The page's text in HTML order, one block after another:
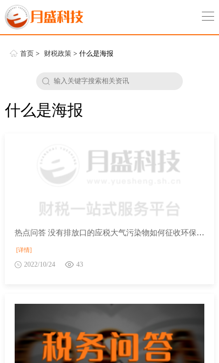
首页 > 财税政策 > 什么是海报
什么是海报
热点问答 没有排放口的应税大气污染物如何征收环保税？
[详情]
2022/10/24 43